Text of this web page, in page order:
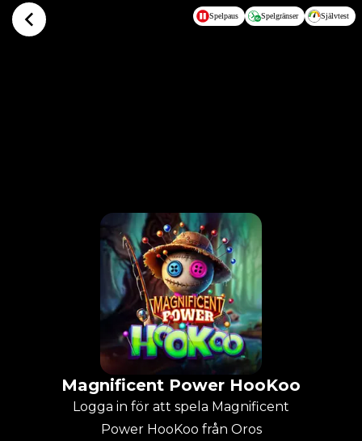
Hoppa till huvudinnehållet Spelpaus Spelgränser Självtest
Magnificent Power HooKoo
Logga in för att spela Magnificent
Power HooKoo från Oros